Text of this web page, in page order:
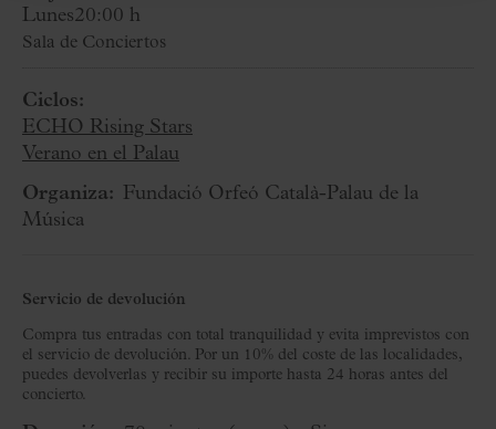
Lunes20:00 h
Sala de Conciertos
Ciclos:
ECHO Rising Stars
Verano en el Palau
Organiza: Fundació Orfeó Català-Palau de la
Música
Servicio de devolución
Compra tus entradas con total tranquilidad y evita imprevistos con
el servicio de devolución. Por un 10% del coste de las localidades,
puedes devolverlas y recibir su importe hasta 24 horas antes del
concierto.